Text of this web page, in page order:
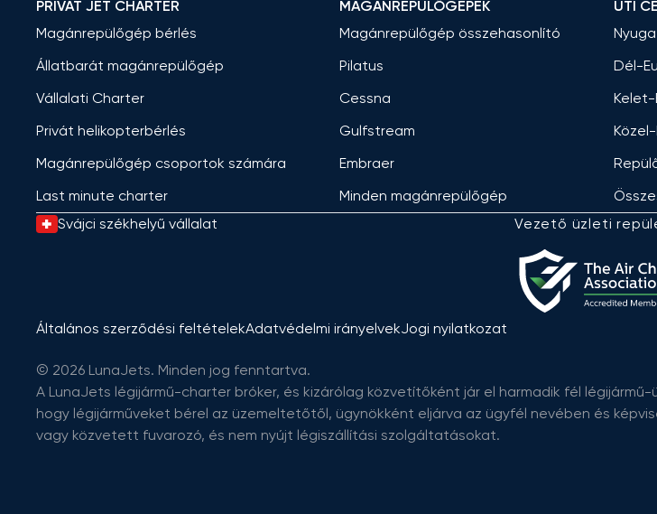
PRIVÁT JET CHARTER
Magánrepülőgép bérlés
Állatbarát magánrepülőgép
Vállalati Charter
Privát helikopterbérlés
Magánrepülőgép csoportok számára
Last minute charter
MAGÁNREPÜLŐGÉPEK
Magánrepülőgép összehasonlító
Pilatus
Cessna
Gulfstream
Embraer
Minden magánrepülőgép
ÚTI
Dél-
Kelet-
Svájci székhelyű vállalat Vezető üzleti
Általános szerződési feltételekAdatvédelmi irányelvekJogi nyilatkozat
© 2026 LunaJets. Minden jog fenntartva.
A LunaJets légijármű-charter bróker, és kizárólag közvetítőként jár el harmadik fél
hogy légijárműveket bérel az üzemeltetőtől, ügynökként eljárva az ügyfél nevében és
vagy közvetett fuvarozó, és nem nyújt légiszállítási szolgáltatásokat.